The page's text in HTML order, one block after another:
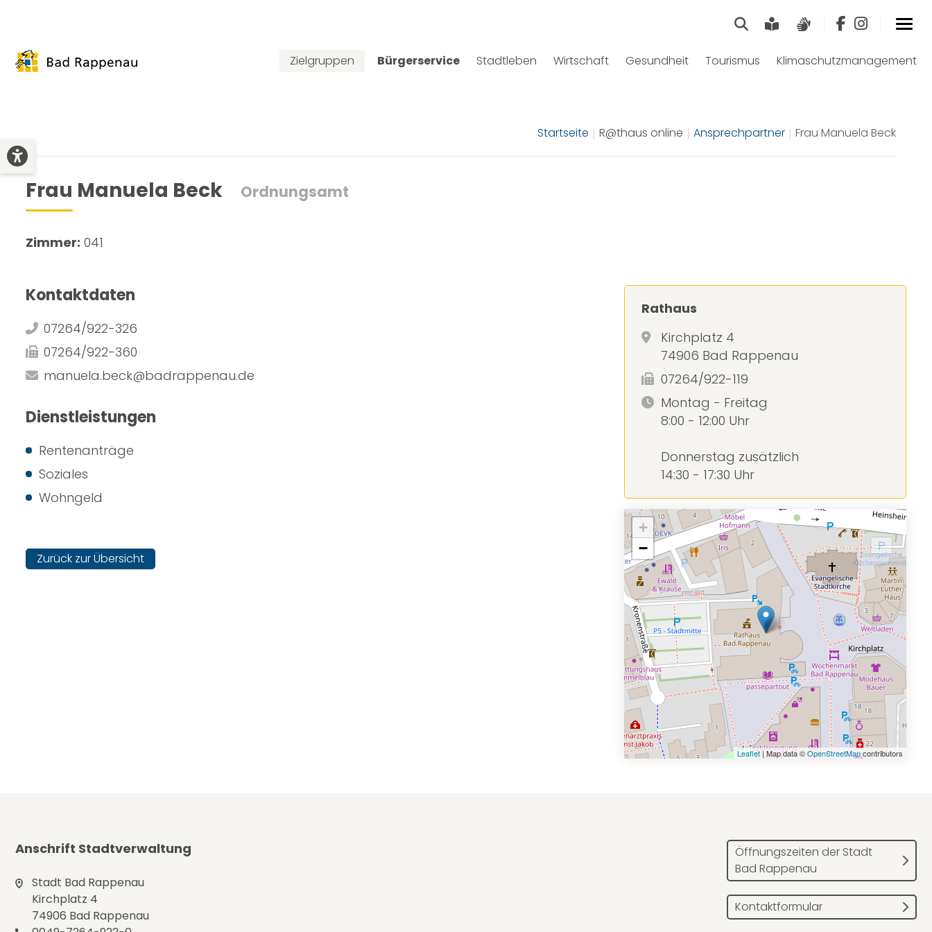
SucheLeichte Sprache
Zielgruppen Bürgerservice Stadtleben Wirtschaft Gesundheit Tourismus Klimaschutzmanagement
Startseite R@thaus online Ansprechpartner Frau Manuela Beck
Frau Manuela Beck Ordnungsamt
Zimmer: 041
Kontaktdaten
07264/922-326
07264/922-360
manuela.beck@badrappenau.de
Dienstleistungen
Rentenanträge
Soziales
Wohngeld
Zurück zur Übersicht
Rathaus
Kirchplatz 4
74906 Bad Rappenau
07264/922-119
Montag - Freitag
8:00 - 12:00 Uhr
Donnerstag zusätzlich
14:30 - 17:30 Uhr
+
−
Leaflet| Map data ©OpenStreetMapcontributors
Anschrift Stadtverwaltung
Stadt Bad Rappenau
Kirchplatz 4
74906 Bad Rappenau
Öffnungszeiten der Stadt
Bad Rappenau
Kontaktformular